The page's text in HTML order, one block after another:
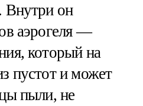
Внутри он
аэрогеля —
который на
пустот и может
пыли, не